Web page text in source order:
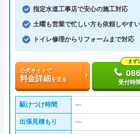
指定水道工事店で安心の施工対応
土曜も営業で忙しい方も依頼しやすい
トイレ修理からリフォームまで対応
公式サイトで
料金詳細を見る
まず
受付時
駆けつけ時間 ―
出張見積もり ―